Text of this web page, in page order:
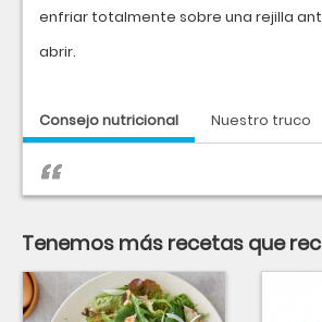
enfriar totalmente sobre una rejilla
abrir.
Consejo nutricional Nuestro truco
Tenemos más recetas que